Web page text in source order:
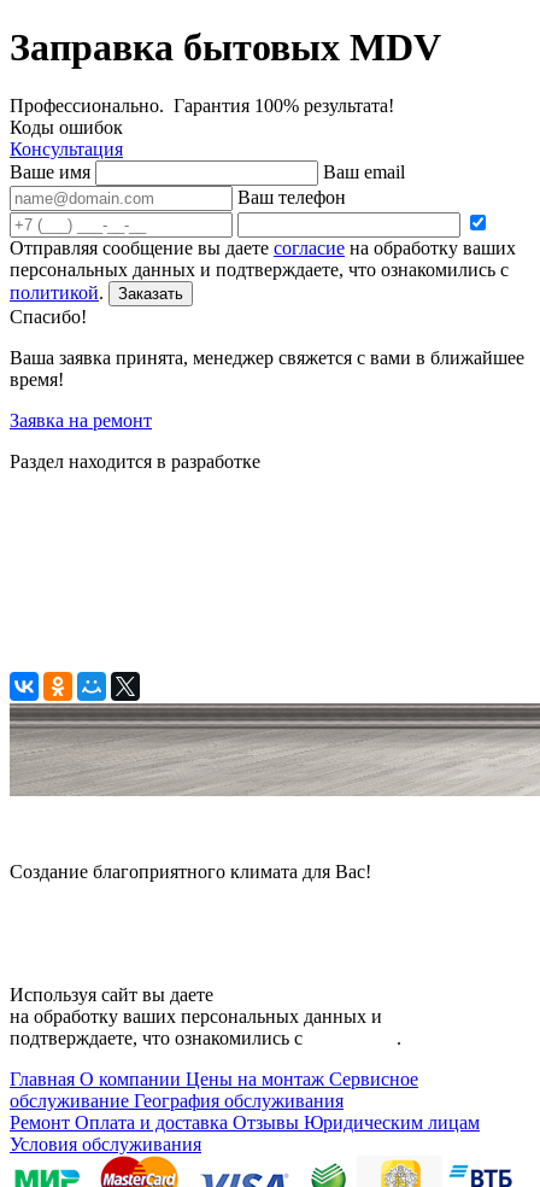
Заправка бытовых MDV
Профессионально. Гарантия 100% результата!
Коды ошибок
Консультация
Ваше имя
Ваш email
Ваш телефон
Отправляя сообщение вы даете согласие на обработку ваших
персональных данных и подтверждаете, что ознакомились с
политикой. Заказать
Спасибо!
Ваша заявка принята, менеджер свяжется с вами в ближайшее
время!
Заявка на ремонт
Раздел находится в разработке
Создание благоприятного климата для Вас!
Используя сайт вы даете
на обработку ваших персональных данных и
подтверждаете, что ознакомились с
.
Главная О компании Цены на монтаж Сервисное
обслуживание География обслуживания
Ремонт Оплата и доставка Отзывы Юридическим лицам
Условия обслуживания